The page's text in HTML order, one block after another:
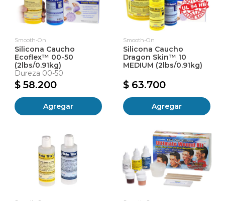
Smooth-On
Silicona Caucho
Ecoflex™ 00-50
(2lbs/0.91kg)
Dureza 00-50
$ 58.200
Agregar
Smooth-On
Silicona Caucho
Dragon Skin™ 10
MEDIUM (2lbs/0.91kg)
$ 63.700
Agregar